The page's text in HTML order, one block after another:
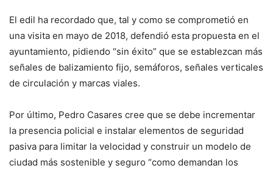
El edil ha recordado que, tal y como se comprometió en
una visita en mayo de 2018, defendió esta propuesta en el
ayuntamiento, pidiendo “sin éxito” que se establezcan más
señales de balizamiento fijo, semáforos, señales verticales
de circulación y marcas viales.
Por último, Pedro Casares cree que se debe incrementar
la presencia policial e instalar elementos de seguridad
pasiva para limitar la velocidad y construir un modelo de
ciudad más sostenible y seguro “como demandan los